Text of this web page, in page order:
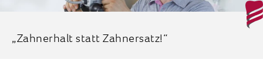
„Zahnerhalt statt Zahnersatz!“